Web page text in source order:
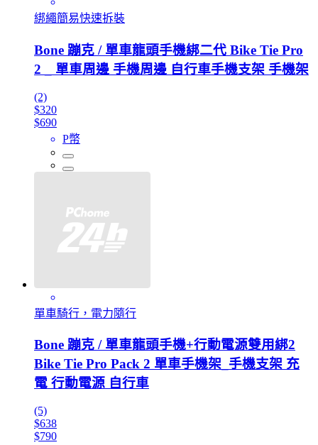
綁繩簡易快速拆裝
Bone 蹦克 / 單車龍頭手機綁二代 Bike Tie Pro
2 _ 單車周邊 手機周邊 自行車手機支架 手機架
(2)
$320
$690
P幣
單車騎行，電力隨行
Bone 蹦克 / 單車龍頭手機+行動電源雙用綁2
Bike Tie Pro Pack 2 單車手機架_手機支架 充
電 行動電源 自行車
(5)
$638
$790